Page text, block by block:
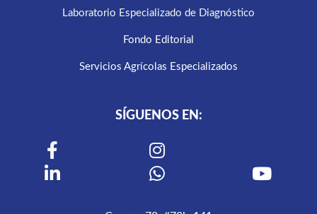
Laboratorio Especializado de Diagnóstico
Fondo Editorial
Servicios Agrícolas Especializados
SÍGUENOS EN: